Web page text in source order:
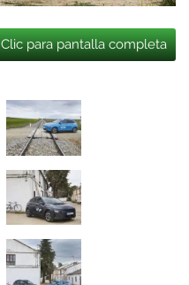
Clic para pantalla completa